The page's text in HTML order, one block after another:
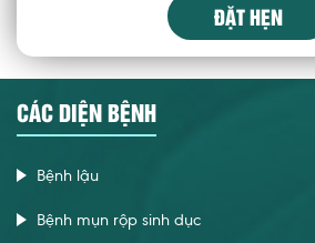
ĐẶT HẸN
CÁC DIỆN BỆNH
Bệnh lậu
Bệnh mụn rộp sinh dục